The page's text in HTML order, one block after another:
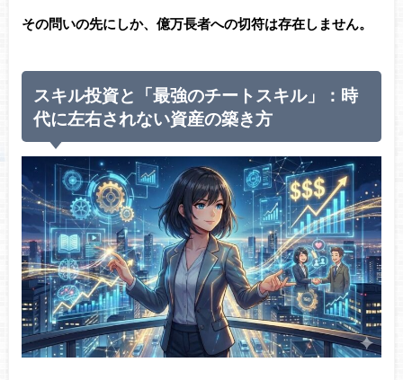
その問いの先にしか、億万長者への切符は存在しません。
スキル投資と「最強のチートスキル」：時
代に左右されない資産の築き方